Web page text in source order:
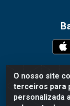
O nosso site
terceiros para
personalizada
WR
1360 -